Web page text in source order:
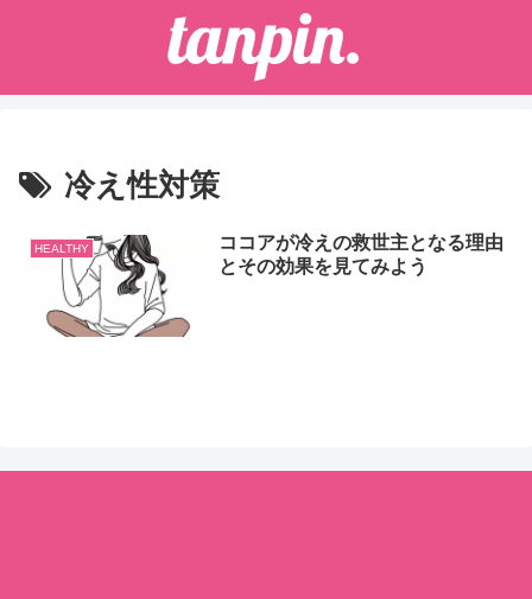
冷え性対策
HEALTHY
ココアが冷えの救世主となる理由
とその効果を見てみよう